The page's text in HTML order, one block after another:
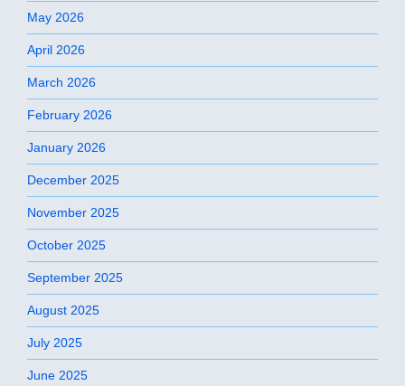
May 2026
April 2026
March 2026
February 2026
January 2026
December 2025
November 2025
October 2025
September 2025
August 2025
July 2025
June 2025